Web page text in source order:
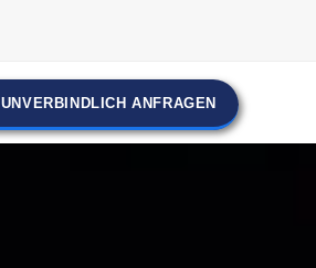
UNVERBINDLICH ANFRAGEN